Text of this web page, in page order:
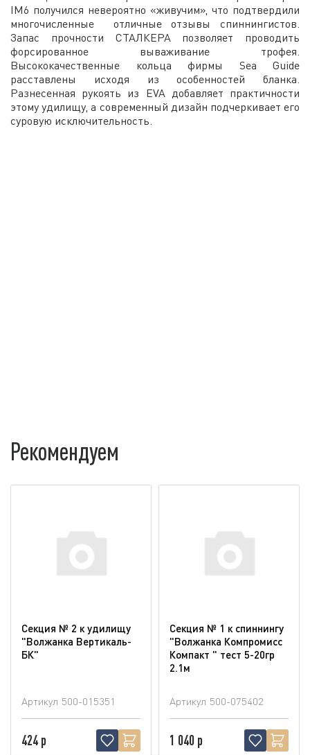
IM6 получился невероятно «живучим», что подтвердили
многочисленные отличные отзывы спиннингистов.
Запас прочности СТАЛКЕРА позволяет проводить
форсированное вываживание трофея.
Высококачественные кольца фирмы Sea Guide
расставлены исходя из особенностей бланка.
Разнесенная рукоять из EVA добавляет практичности
этому удилищу, а современный дизайн подчеркивает его
суровую исключительность.
Рекомендуем
Секция № 2 к удилищу
"Волжанка Вертикаль-
БК"
Артикул 500-015351
424 р
Секция № 1 к спиннингу
"Волжанка Компромисс
Компакт " тест 5-20гр
2.1м
Артикул 500-075402
1 040 р